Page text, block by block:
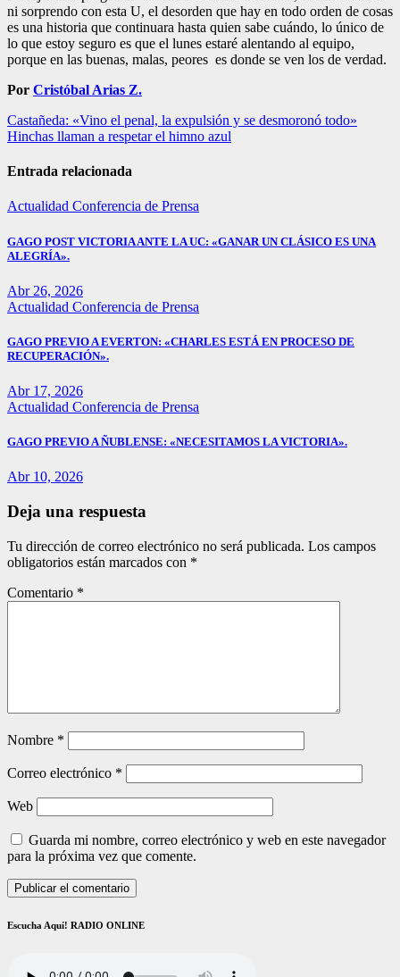
ni sorprendo con esta U, el desorden que hay en todo orden de cosas
es una historia que continuara hasta quien sabe cuándo, lo único de
lo que estoy seguro es que el lunes estaré alentando al equipo,
porque en las buenas, malas, peores es donde se ven los de verdad.
Por Cristóbal Arias Z.
Navegación
de
entradas
Castañeda: «Vino el penal, la expulsión y se desmoronó todo»
Hinchas llaman a respetar el himno azul
Entrada relacionada
Actualidad Conferencia de Prensa
GAGO POST VICTORIA ANTE LA UC: «GANAR UN CLÁSICO ES UNA
ALEGRÍA».
Abr 26, 2026
Actualidad Conferencia de Prensa
GAGO PREVIO A EVERTON: «CHARLES ESTÁ EN PROCESO DE
RECUPERACIÓN».
Abr 17, 2026
Actualidad Conferencia de Prensa
GAGO PREVIO A ÑUBLENSE: «NECESITAMOS LA VICTORIA».
Abr 10, 2026
Deja una respuesta
Tu dirección de correo electrónico no será publicada. Los campos
obligatorios están marcados con *
Comentario *
Nombre *
Correo electrónico *
Web
Guarda mi nombre, correo electrónico y web en este navegador
para la próxima vez que comente.
Escucha Aquí! RADIO ONLINE